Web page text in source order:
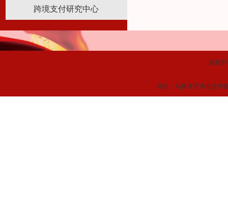
跨境支付研究中心
版权
地址：乌鲁木齐市北京中